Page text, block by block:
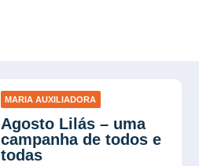
MARIA AUXILIADORA
Agosto Lilás – uma
campanha de todos e
todas